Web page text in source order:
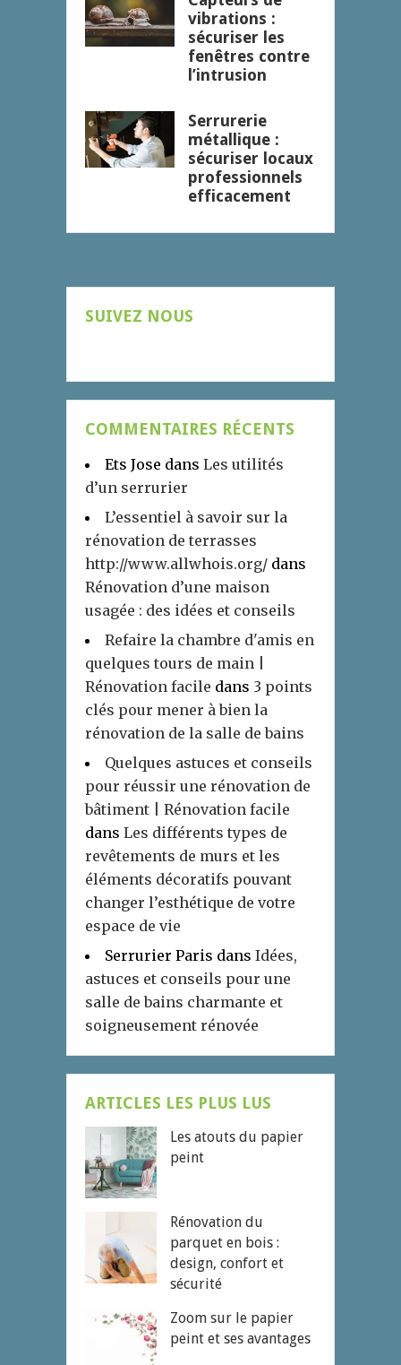
vibrations :
sécuriser les
fenêtres contre
l’intrusion
Serrurerie
métallique :
sécuriser locaux
professionnels
efficacement
SUIVEZ NOUS
COMMENTAIRES RÉCENTS
Ets Jose dans Les utilités
d’un serrurier
L’essentiel à savoir sur la
rénovation de terrasses
http://www.allwhois.org/ dans
Rénovation d’une maison
usagée : des idées et conseils
Refaire la chambre d'amis en
quelques tours de main |
Rénovation facile dans 3 points
clés pour mener à bien la
rénovation de la salle de bains
Quelques astuces et conseils
pour réussir une rénovation de
bâtiment | Rénovation facile
dans Les différents types de
revêtements de murs et les
éléments décoratifs pouvant
changer l’esthétique de votre
espace de vie
Serrurier Paris dans Idées,
astuces et conseils pour une
salle de bains charmante et
soigneusement rénovée
ARTICLES LES PLUS LUS
Les atouts du papier
peint
Rénovation du
parquet en bois :
design, confort et
sécurité
Zoom sur le papier
peint et ses avantages